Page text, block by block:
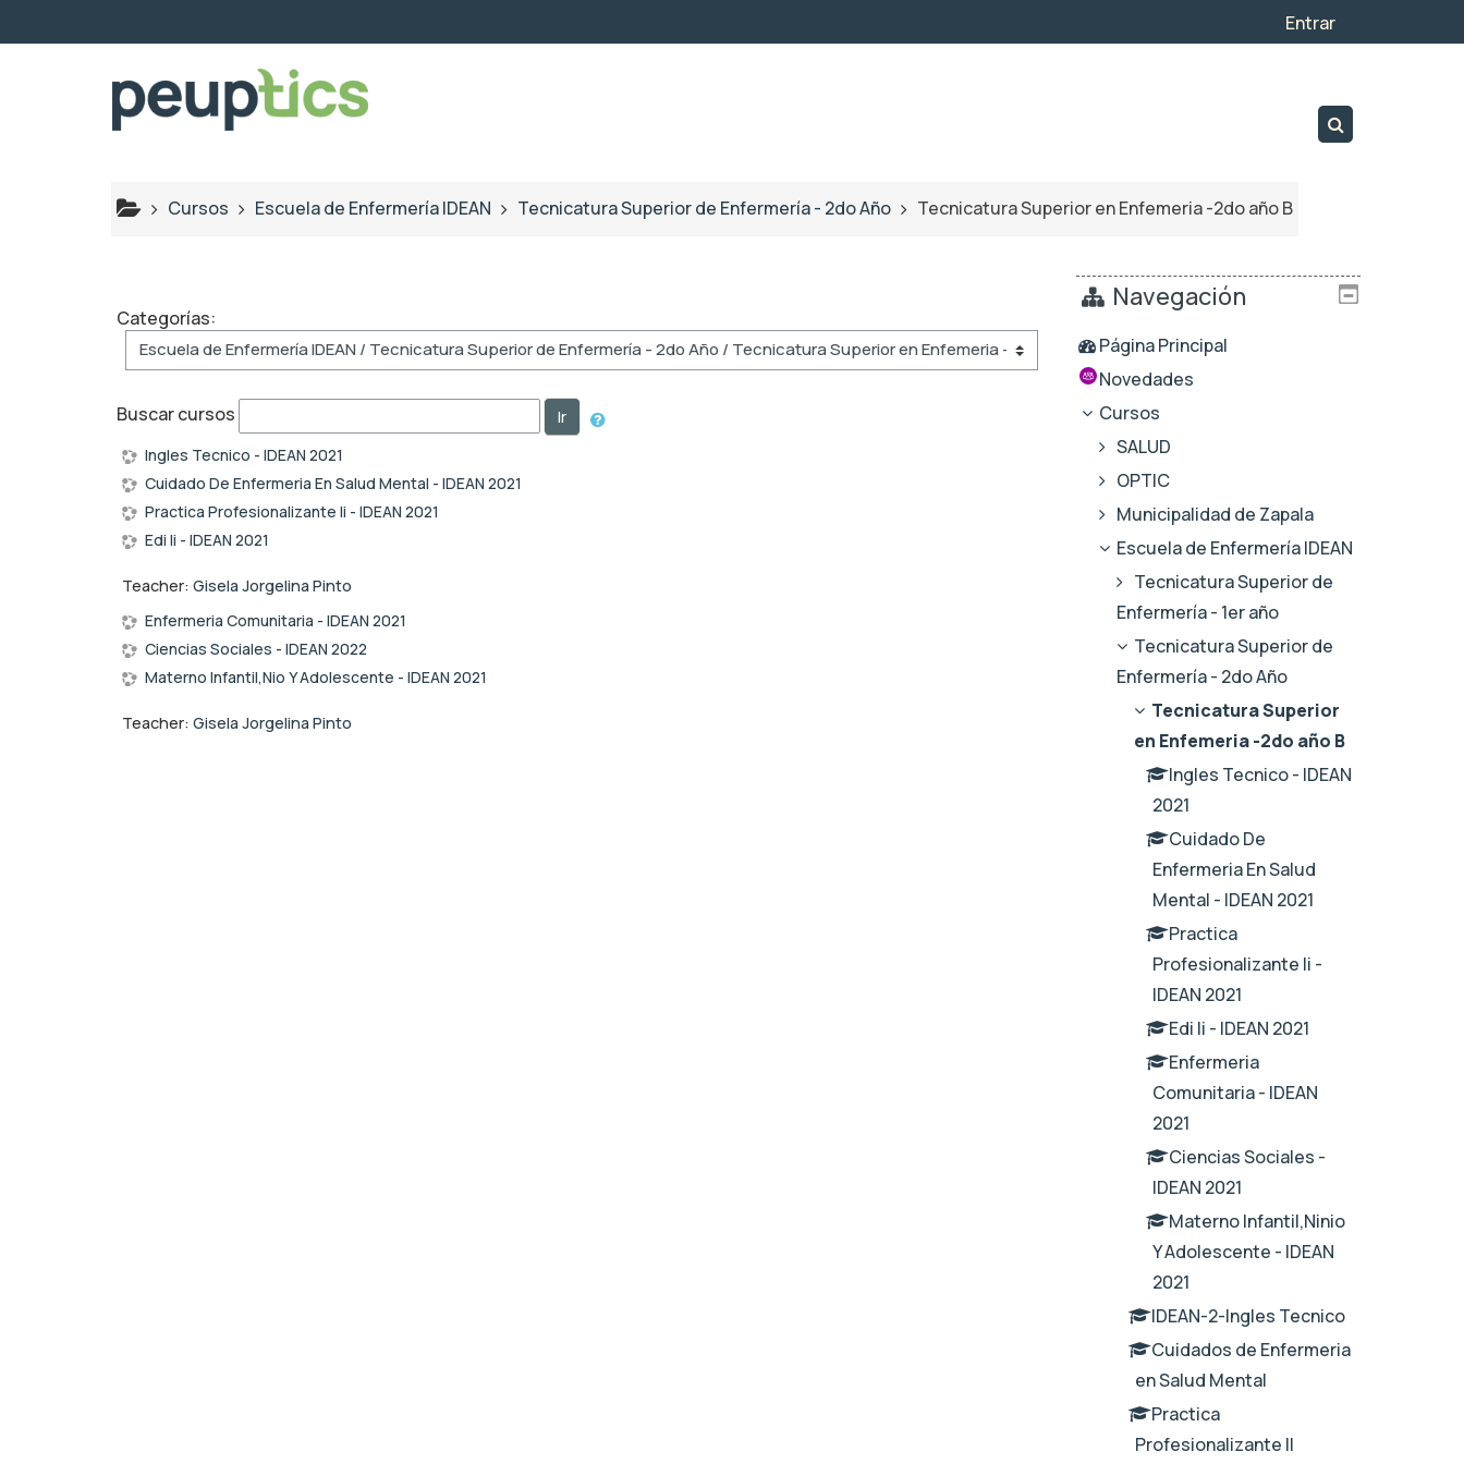
Entrar
Cursos Escuela de Enfermería IDEAN Tecnicatura Superior de Enfermería - 2do Año Tecnicatura Superior en Enfemeria -2do año B
Categorías:
Buscar cursos
Ir
Ingles Tecnico - IDEAN 2021
Cuidado De Enfermeria En Salud Mental - IDEAN 2021
Practica Profesionalizante Ii - IDEAN 2021
Edi Ii - IDEAN 2021
Teacher: Gisela Jorgelina Pinto
Enfermeria Comunitaria - IDEAN 2021
Ciencias Sociales - IDEAN 2022
Materno Infantil,Nio Y Adolescente - IDEAN 2021
Teacher: Gisela Jorgelina Pinto
Navegación
Página Principal
Novedades
Cursos
SALUD
OPTIC
Municipalidad de Zapala
Escuela de Enfermería IDEAN
Tecnicatura Superior de
Enfermería - 1er año
Tecnicatura Superior de
Enfermería - 2do Año
Tecnicatura Superior
en Enfemeria -2do año B
Ingles Tecnico - IDEAN
2021
Cuidado De
Enfermeria En Salud
Mental - IDEAN 2021
Practica
Profesionalizante Ii -
IDEAN 2021
Edi Ii - IDEAN 2021
Enfermeria
Comunitaria - IDEAN
2021
Ciencias Sociales -
IDEAN 2021
Materno Infantil,Ninio
Y Adolescente - IDEAN
2021
IDEAN-2-Ingles Tecnico
Cuidados de Enfermeria
en Salud Mental
Practica
Profesionalizante II